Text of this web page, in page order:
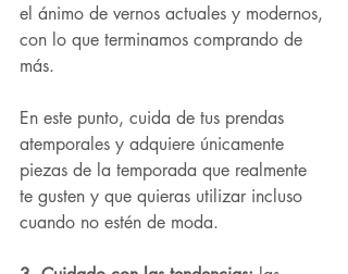
el ánimo de vernos actuales y modernos,
con lo que terminamos comprando de
más.
En este punto, cuida de tus prendas
atemporales y adquiere únicamente
piezas de la temporada que realmente
te gusten y que quieras utilizar incluso
cuando no estén de moda.